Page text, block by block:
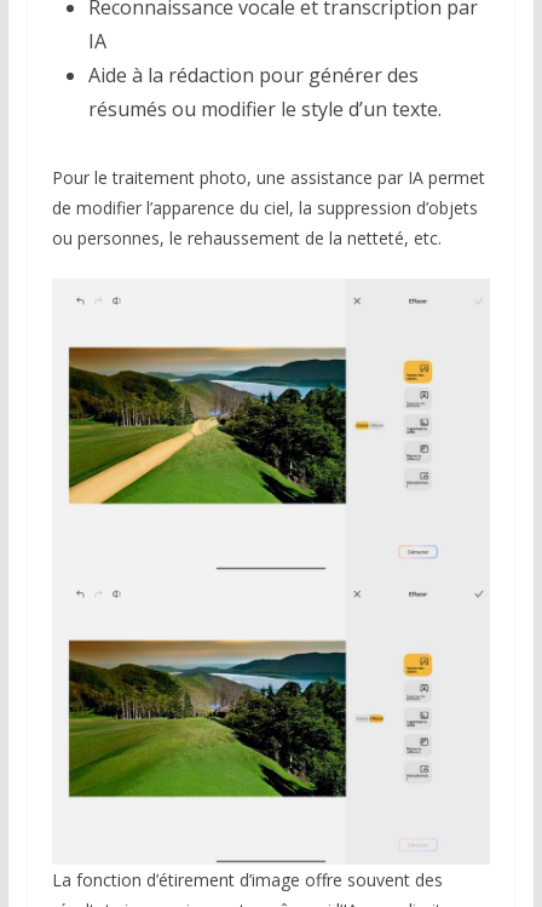
Reconnaissance vocale et transcription par
IA
Aide à la rédaction pour générer des
résumés ou modifier le style d’un texte.
Pour le traitement photo, une assistance par IA permet
de modifier l’apparence du ciel, la suppression d’objets
ou personnes, le rehaussement de la netteté, etc.
La fonction d’étirement d’image offre souvent des